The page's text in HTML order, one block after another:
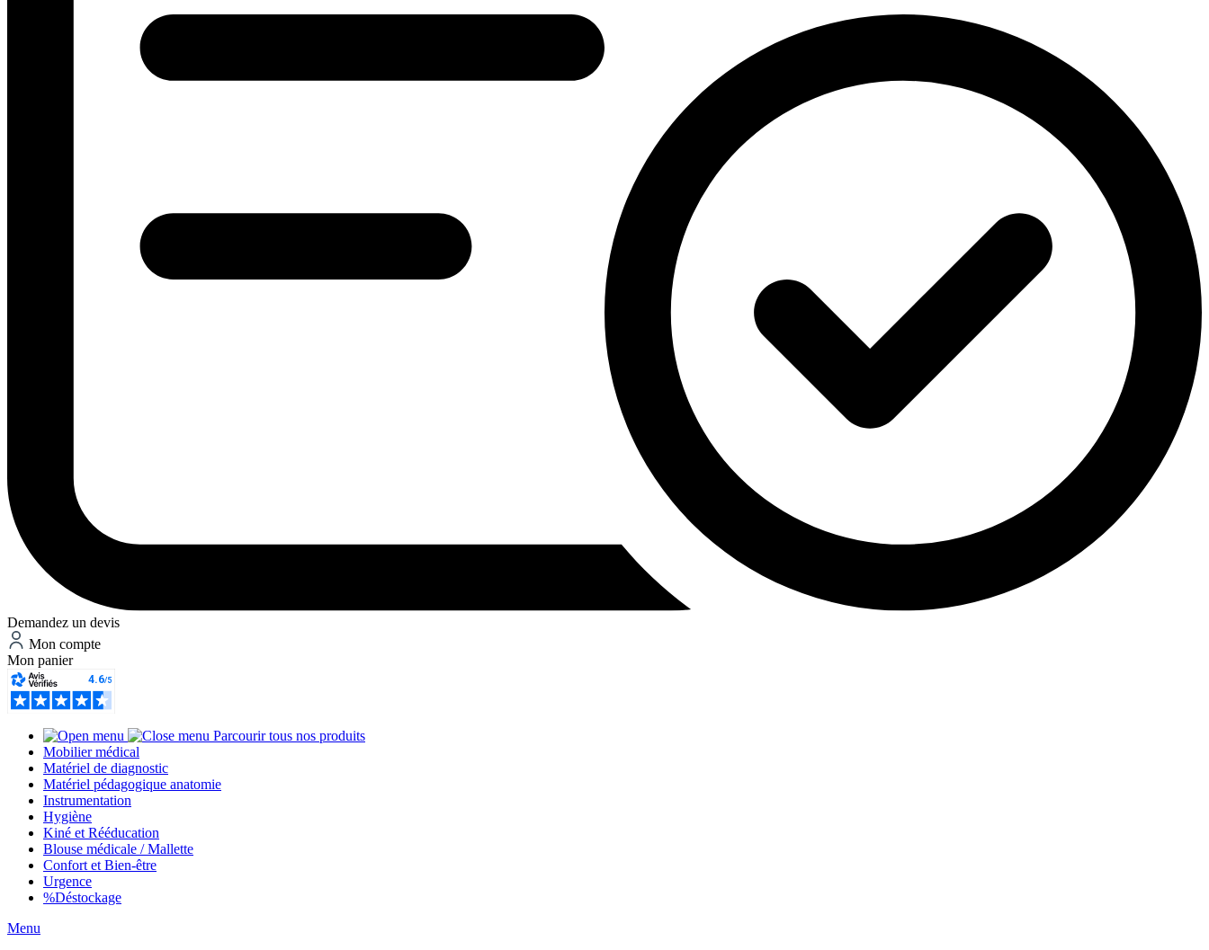
Demandez un devis
Mon compte
Mon panier
Parcourir tous nos produits
Mobilier médical
Matériel de diagnostic
Matériel pédagogique anatomie
Instrumentation
Hygiène
Kiné et Rééducation
Blouse médicale / Mallette
Confort et Bien-être
Urgence
%Déstockage
Menu